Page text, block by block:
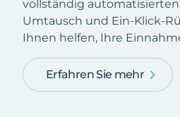
vollständig
Umtausch und Ein-Klick-
Ihnen helfen, Ihre
Erfahren Sie mehr